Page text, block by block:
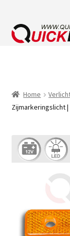
CLAXONS
ELEKTRISCHE
Home
Zijmarkeringslicht |